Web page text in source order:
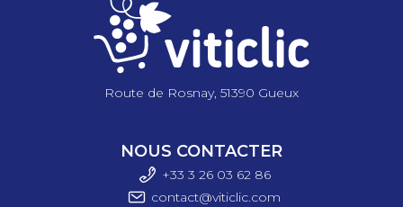
Route de Rosnay, 51390 Gueux
NOUS CONTACTER
+33 3 26 03 62 86
contact@viticlic.com